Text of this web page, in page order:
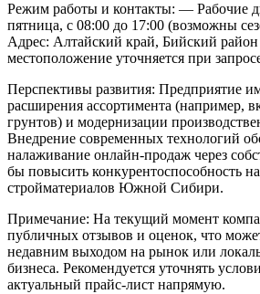
Режим работы и контакты: — Рабочие
пятница, с 08:00 до 17:00 (возможны
Адрес: Алтайский край, Бийский район
местоположение уточняется при
Перспективы развития: Предприятие
расширения ассортимента (например,
грунтов) и модернизации
Внедрение современных технологий
налаживание онлайн-продаж через
бы повысить конкурентоспособность
стройматериалов Южной Сибири.
Примечание: На текущий момент
публичных отзывов и оценок, что
недавним выходом на рынок или
бизнеса. Рекомендуется уточнять
актуальный прайс-лист напрямую.